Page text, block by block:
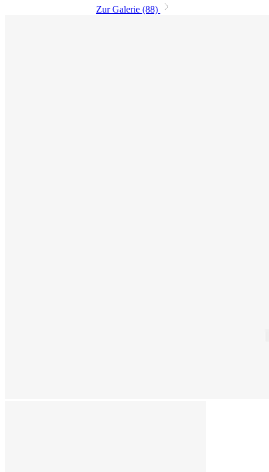
Zur Galerie (88)